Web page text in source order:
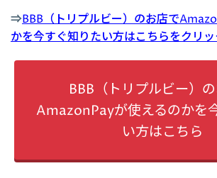
⇒BBB（トリプルビー）のお店で
かを今すぐ知りたい方はこちらをクリッ
BBB（トリプルビー）
AmazonPayが使えるのかを
い方はこちら